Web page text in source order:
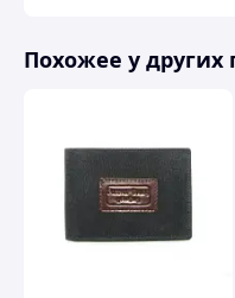
Похожее у других